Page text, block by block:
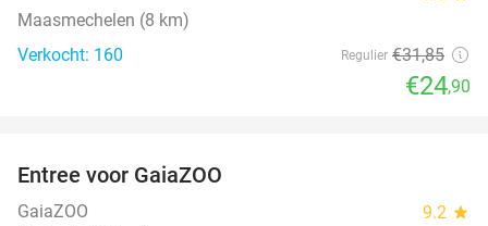
Maasmechelen (8 km)
Verkocht: 160
Regulier €31,85
€24,90
Entree voor GaiaZOO
GaiaZOO 9.2 star